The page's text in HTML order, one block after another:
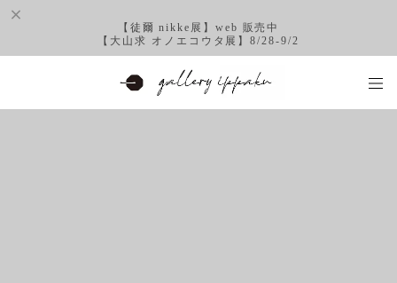
【徒爾 nikke展】web 販売中
【大山求 オノエコウタ展】8/28-9/2